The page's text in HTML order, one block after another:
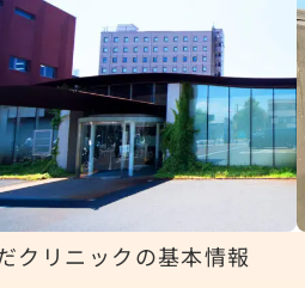
クリニックの基本情報